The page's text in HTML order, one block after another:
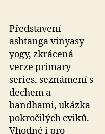
Představení
ashtanga vinyasy
yogy, zkrácená
verze primary
series, seznámení s
dechem a
bandhami, ukázka
pokročilých cviků.
Vhodné i pro